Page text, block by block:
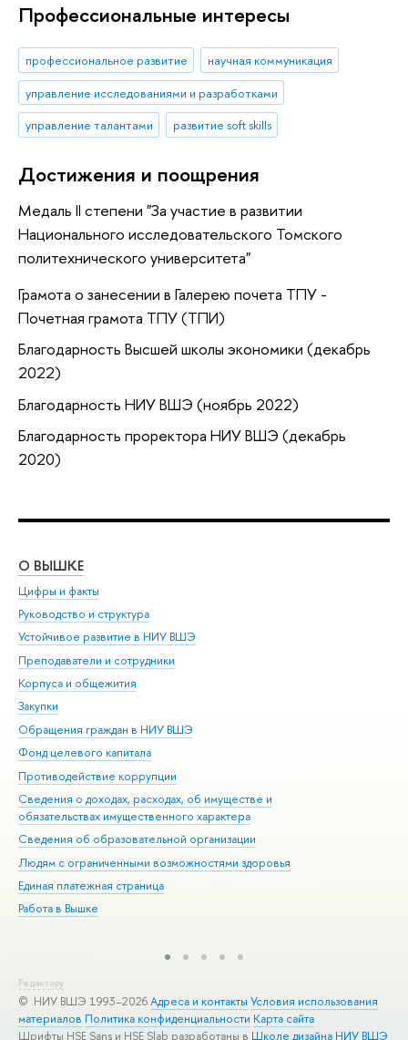
Профессиональные интересы
профессиональное развитие
научная коммуникация
управление исследованиями и разработками
управление талантами
развитие soft skills
Достижения и поощрения
Медаль II степени "За участие в развитии
Национального исследовательского Томского
политехнического университета"
Грамота о занесении в Галерею почета ТПУ -
Почетная грамота ТПУ (ТПИ)
Благодарность Высшей школы экономики (декабрь
2022)
Благодарность НИУ ВШЭ (ноябрь 2022)
Благодарность проректора НИУ ВШЭ (декабрь
2020)
О ВЫШКЕ
Цифры и факты
Руководство и структура
Устойчивое развитие в НИУ ВШЭ
Преподаватели и сотрудники
Корпуса и общежития
Закупки
Обращения граждан в НИУ ВШЭ
Фонд целевого капитала
Противодействие коррупции
Сведения о доходах, расходах, об имуществе и
обязательствах имущественного характера
Сведения об образовательной организации
Людям с ограниченными возможностями здоровья
Единая платежная страница
Работа в Вышке
Редактору
© НИУ ВШЭ 1993–2026Адреса и контакты Условия использования
материалов Политика конфиденциальности Карта сайта
Шрифты HSE Sans и HSE Slab разработаны в Школе дизайна НИУ ВШЭ